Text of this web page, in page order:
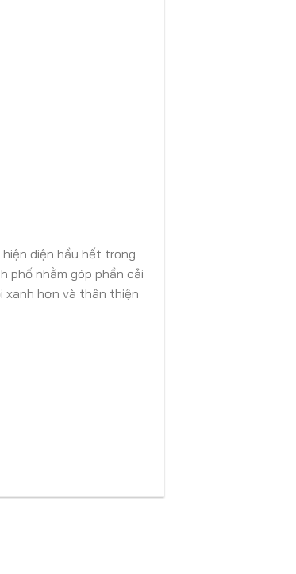
diện hầu hết trong
phố nhằm góp phần cải
xanh hơn và thân thiện